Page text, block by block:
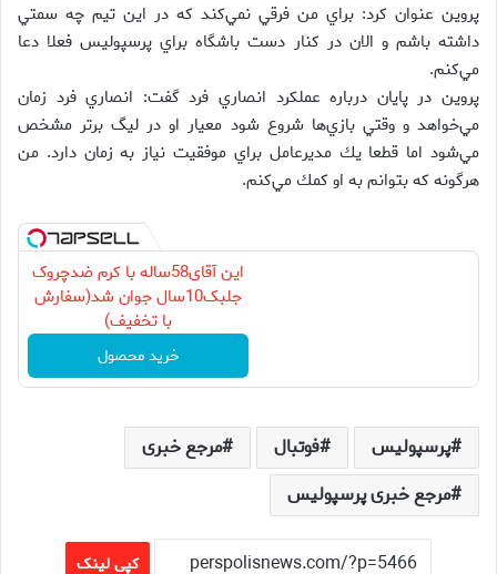
پروين عنوان كرد: براي من فرقي نمي‌كند كه در اين تيم چه سمتي
داشته باشم و الان در كنار دست باشگاه براي پرسپوليس فعلا دعا
مي‌كنم.
پروين در پايان درباره عملكرد انصاري فرد گفت: انصاري فرد زمان
مي‌خواهد و وقتي بازي‌ها شروع شود معيار او در ليگ برتر مشخص
مي‌شود اما قطعا يك مديرعامل براي موفقيت نياز به زمان دارد. من
هرگونه كه بتوانم به او كمك مي‌كنم.
این آقای58ساله با کرم ضدچروک
جلبک10سال جوان شد(سفارش
با تخفیف)
خرید محصول
پرسپولیس فوتبال
مرجع خبری
مرجع خبری پرسپولیس
کپی لینک